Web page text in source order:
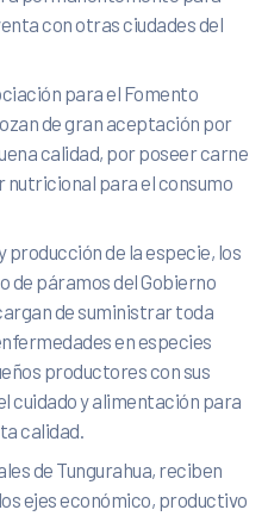
con otras ciudades del
para el Fomento
de gran aceptación por
calidad, por poseer carne
nutricional para el consumo
producción de la especie, los
de páramos del Gobierno
de suministrar toda
en especies
productores con sus
cuidado y alimentación para
calidad.
de Tungurahua, reciben
ejes económico, productivo